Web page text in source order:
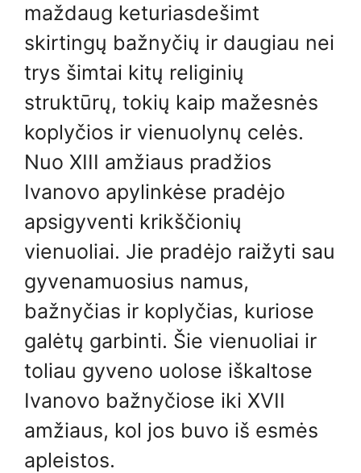
maždaug keturiasdešimt
skirtingų bažnyčių ir daugiau nei
trys šimtai kitų religinių
struktūrų, tokių kaip mažesnės
koplyčios ir vienuolynų celės.
Nuo XIII amžiaus pradžios
Ivanovo apylinkėse pradėjo
apsigyventi krikščionių
vienuoliai. Jie pradėjo raižyti sau
gyvenamuosius namus,
bažnyčias ir koplyčias, kuriose
galėtų garbinti. Šie vienuoliai ir
toliau gyveno uolose iškaltose
Ivanovo bažnyčiose iki XVII
amžiaus, kol jos buvo iš esmės
apleistos.